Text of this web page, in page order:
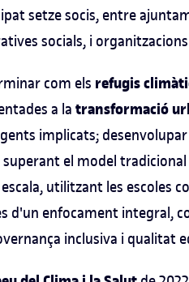
setze socis, entre
socials, i
com els refugis
a la transformació
implicats;
el model
utilitzant les escoles
d'un enfocament integral,
inclusiva i qualitat